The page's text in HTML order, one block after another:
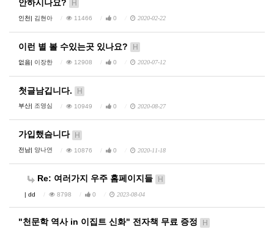
안하시나요?
H
인천| 김현아 11466 0 2020-02-22
이런 별 볼 수있는곳 있나요? H
없음| 이장한 12908 0 2020-07-12
첫글남깁니다. H
부산| 조영심 10949 0 2020-08-27
가입했슴니다 H
전남| 양나연 10876 0 2020-11-18
Re: 여러가지 우주 홈페이지들 H
| dd 8798 0 2023-08-04
"천문학 역사 in 이집트 신화" 전자책 무료 증정 H